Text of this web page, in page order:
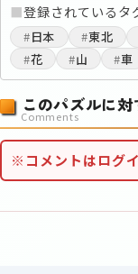
■登録されているタ
#日本 #東北
#花 #山 #車
このパズルに
Comments
※コメントはログ